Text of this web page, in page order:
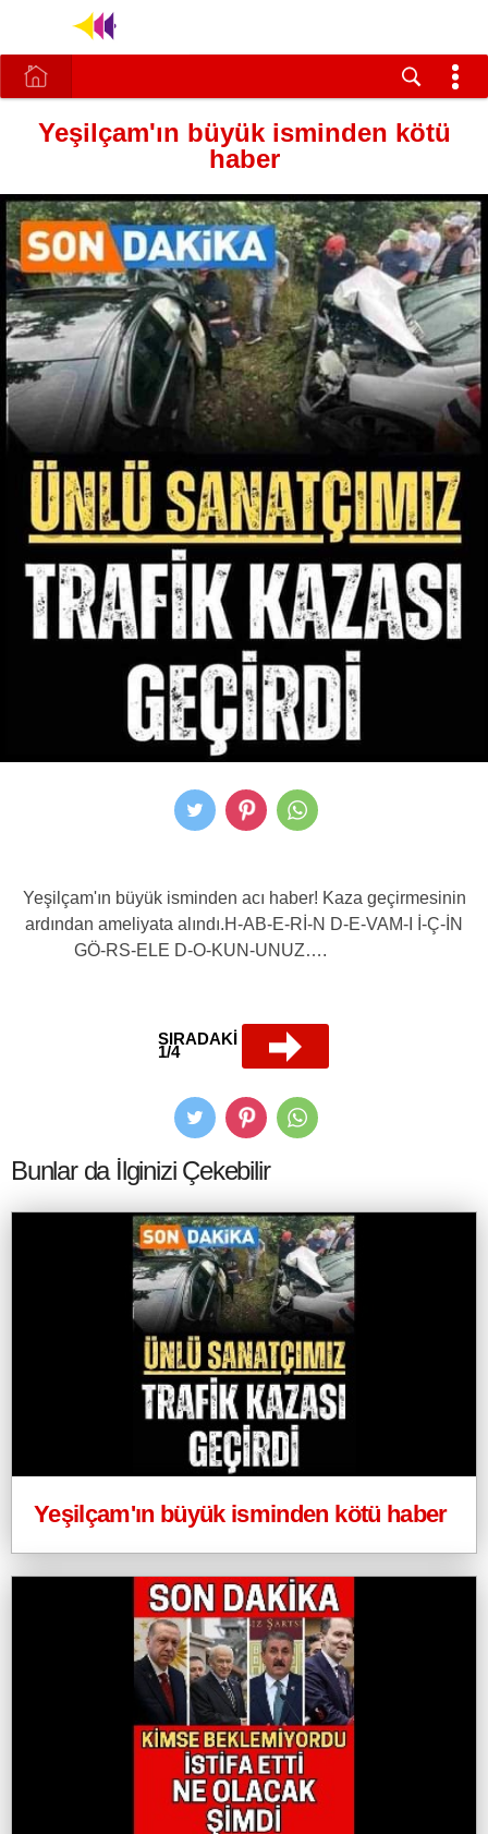
Yeşilçam'ın büyük isminden kötü
haber
Yeşilçam'ın büyük isminden acı haber! Kaza geçirmesinin
ardından ameliyata alındı.H-AB-E-Rİ-N D-E-VAM-I İ-Ç-İN
GÖ-RS-ELE D-O-KUN-UNUZ….
SIRADAKİ
1/4
Bunlar da İlginizi Çekebilir
Yeşilçam'ın büyük isminden kötü haber